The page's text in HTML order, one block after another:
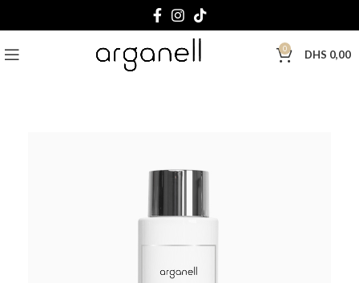
0 DHS 0,00